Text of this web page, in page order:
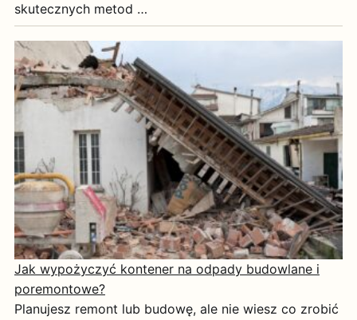
skutecznych metod …
Jak wypożyczyć kontener na odpady budowlane i
poremontowe?
Planujesz remont lub budowę, ale nie wiesz co zrobić